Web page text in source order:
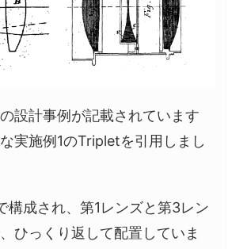
設計事例が記載されています
実施例1のTripletを引用しまし
構成され、第1レンズと第3レン
ひっくり返して配置していま